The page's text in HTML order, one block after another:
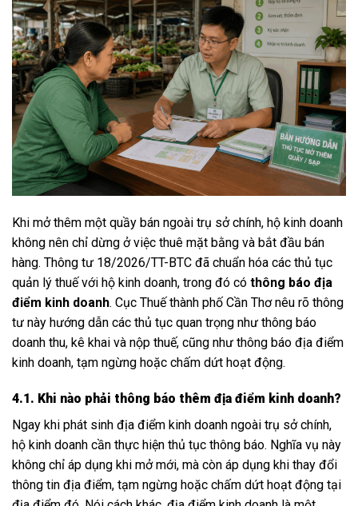
Khi mở thêm một quầy bán ngoài trụ sở chính, hộ kinh doanh
không nên chỉ dừng ở việc thuê mặt bằng và bắt đầu bán
hàng. Thông tư 18/2026/TT-BTC đã chuẩn hóa các thủ tục
quản lý thuế với hộ kinh doanh, trong đó có thông báo địa
điểm kinh doanh. Cục Thuế thành phố Cần Thơ nêu rõ thông
tư này hướng dẫn các thủ tục quan trọng như thông báo
doanh thu, kê khai và nộp thuế, cũng như thông báo địa điểm
kinh doanh, tạm ngừng hoặc chấm dứt hoạt động.
4.1. Khi nào phải thông báo thêm địa điểm kinh doanh?
Ngay khi phát sinh địa điểm kinh doanh ngoài trụ sở chính,
hộ kinh doanh cần thực hiện thủ tục thông báo. Nghĩa vụ này
không chỉ áp dụng khi mở mới, mà còn áp dụng khi thay đổi
thông tin địa điểm, tạm ngừng hoặc chấm dứt hoạt động tại